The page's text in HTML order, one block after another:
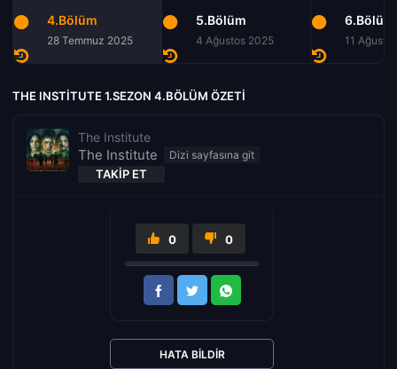
4.Bölüm
28 Temmuz 2025
5.Bölüm
4 Ağustos 2025
6.Bölüm
11
THE INSTITUTE 1.SEZON 4.BÖLÜM ÖZETI
The Institute
The Institute
TAKIP ET
0 0
HATA BILDIR